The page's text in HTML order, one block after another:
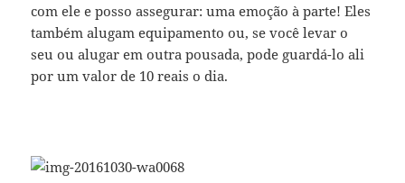
com ele e posso assegurar: uma emoção à parte! Eles
também alugam equipamento ou, se você levar o
seu ou alugar em outra pousada, pode guardá-lo ali
por um valor de 10 reais o dia.